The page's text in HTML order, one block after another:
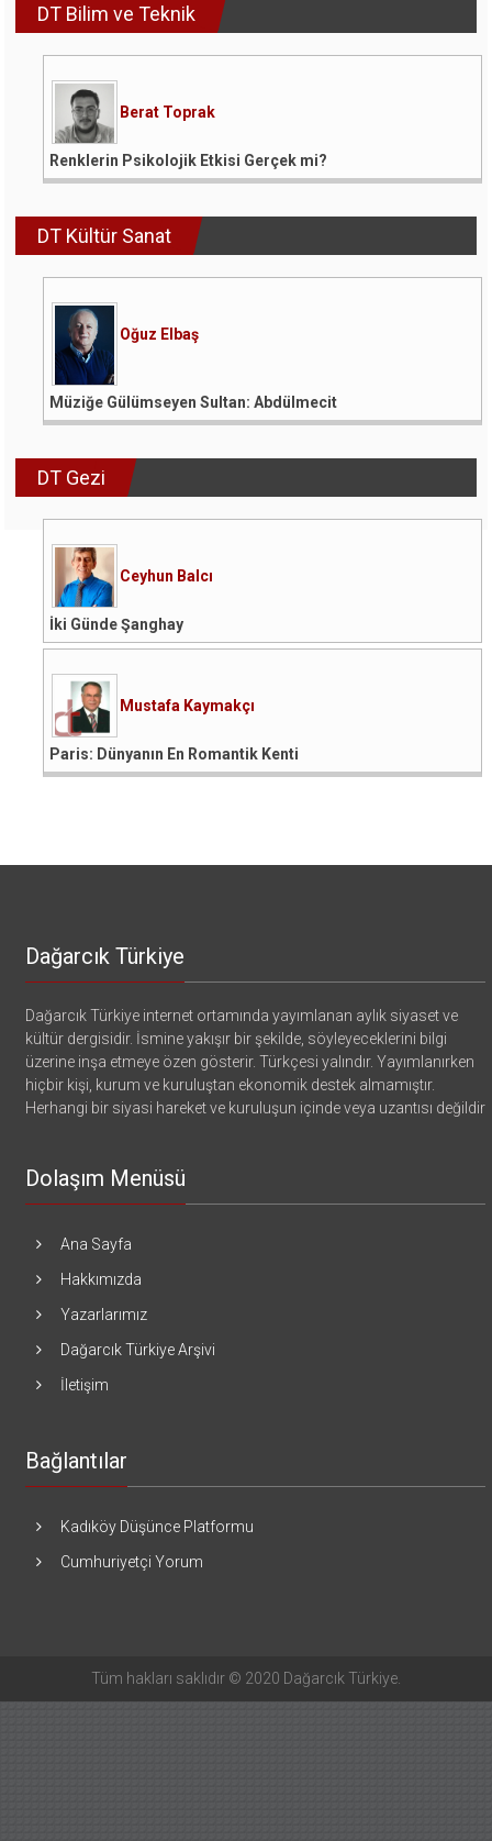
DT Bilim ve Teknik
Berat Toprak
Renklerin Psikolojik Etkisi Gerçek mi?
DT Kültür Sanat
Oğuz Elbaş
Müziğe Gülümseyen Sultan: Abdülmecit
DT Gezi
Ceyhun Balcı
İki Günde Şanghay
Mustafa Kaymakçı
Paris: Dünyanın En Romantik Kenti
Dağarcık Türkiye
Dağarcık Türkiye internet ortamında yayımlanan aylık siyaset ve
kültür dergisidir. İsmine yakışır bir şekilde, söyleyeceklerini bilgi
üzerine inşa etmeye özen gösterir. Türkçesi yalındır. Yayımlanırken
hiçbir kişi, kurum ve kuruluştan ekonomik destek almamıştır.
Herhangi bir siyasi hareket ve kuruluşun içinde veya uzantısı değildir
Dolaşım Menüsü
Ana Sayfa
Hakkımızda
Yazarlarımız
Dağarcık Türkiye Arşivi
İletişim
Bağlantılar
Kadıköy Düşünce Platformu
Cumhuriyetçi Yorum
Tüm hakları saklıdır © 2020 Dağarcık Türkiye.